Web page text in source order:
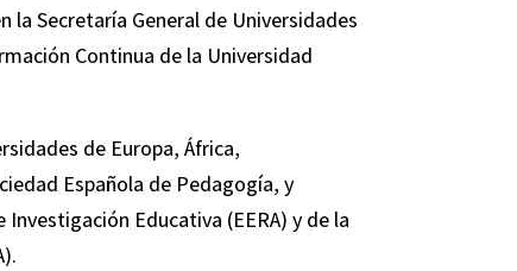
Secretaría General de Universidades
Continua de la Universidad
de Europa, África,
Española de Pedagogía, y
Educativa (EERA) y de la